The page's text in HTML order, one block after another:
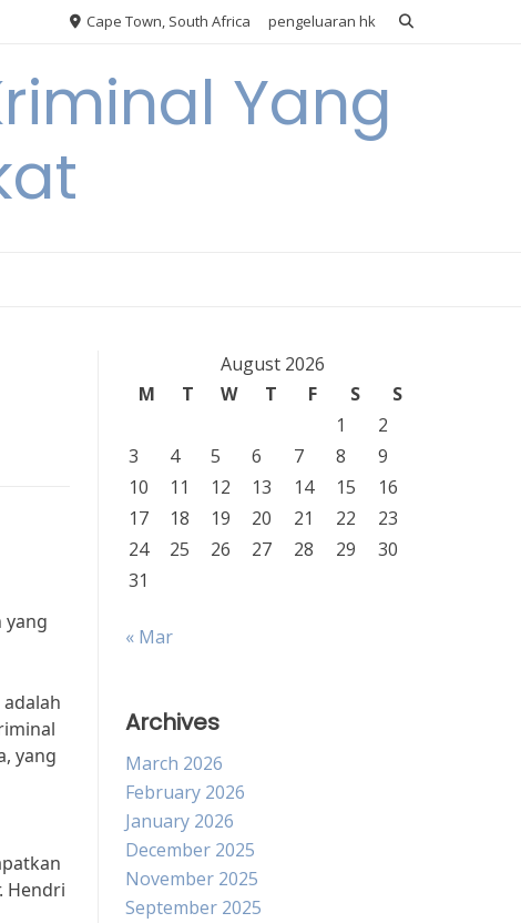
Cape Town, South Africa pengeluaran hk
Yang
yang
yang
Hendri
August 2026
M
T W T F S
S
1
2
3
4 5 6 7 8
9
10
11 12 13 14 15
16
17
18 19 20 21 22
23
24
25 26 27 28 29
30
31
« Mar
Archives
March 2026
February 2026
January 2026
December 2025
November 2025
September 2025